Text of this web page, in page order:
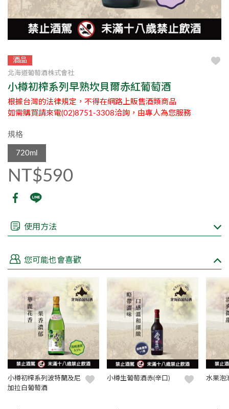
酒品
北海道葡萄酒株式會社
小樽初榨系列早熟坎貝爾赤紅葡萄酒
根據台灣的法律規定，不得在網路上販售酒類商品
如需購買請來電(02)8751-3308洽詢，由專人為您服務
規格
720ml
NT$590
使用方法
親愛的顧客如欲購買，來電 (02)8751-3308或填寫諮詢表單洽
詢，皆有專人為您服務
您可能也會喜歡
小樽初榨系列波特蘭及尼
加拉白葡萄酒
小樽生葡萄酒赤(辛口) 水果泡